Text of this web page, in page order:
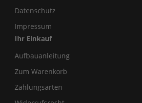
Datenschutz
Impressum
Ihr Einkauf
Aufbauanleitung
Zum Warenkorb
Zahlungsarten